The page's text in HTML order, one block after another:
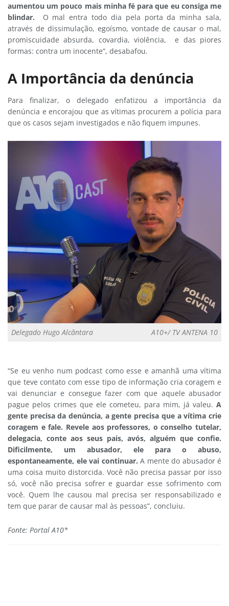
aumentou um pouco mais minha fé para que eu consiga me
blindar.
O mal entra todo dia pela porta da minha sala,
através de dissimulação, egoísmo, vontade de causar o mal,
promiscuidade absurda, covardia, violência, e das piores
formas: contra um inocente”, desabafou.
A Importância da denúncia
Para finalizar, o delegado enfatizou a importância da
denúncia e encorajou que as vítimas procurem a polícia para
que os casos sejam investigados e não fiquem impunes.
Delegado Hugo Alcântara A10+/ TV ANTENA 10
“Se eu venho num podcast como esse e amanhã uma vítima
que teve contato com esse tipo de informação cria coragem e
vai denunciar e consegue fazer com que aquele abusador
pague pelos crimes que ele cometeu, para mim, já valeu. A
gente precisa da denúncia, a gente precisa que a vítima crie
coragem e fale. Revele aos professores, o conselho tutelar,
delegacia, conte aos seus pais, avós, alguém que confie.
Dificilmente, um abusador, ele para o abuso,
espontaneamente, ele vai continuar. A mente do abusador é
uma coisa muito distorcida. Você não precisa passar por isso
só, você não precisa sofrer e guardar esse sofrimento com
você. Quem lhe causou mal precisa ser responsabilizado e
tem que parar de causar mal às pessoas”, concluiu.
Fonte: Portal A10*